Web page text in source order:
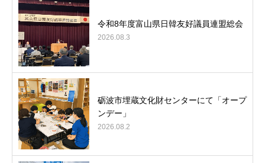
令和8年度富山県日韓友好議員連盟総会
2026.08.3
砺波市埋蔵文化財センターにて「オープ
ンデー」
2026.08.2